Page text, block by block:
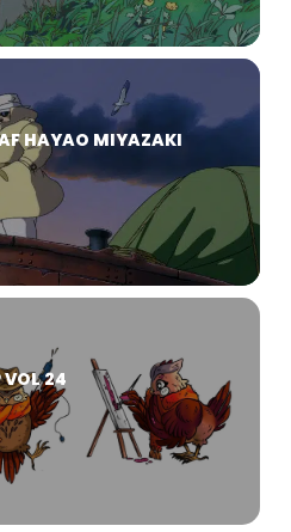
HAYAO MIYAZAKI
VOL 24